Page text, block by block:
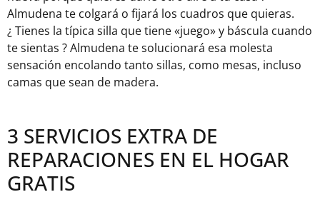
Almudena te colgará o fijará los cuadros que quieras.
¿ Tienes la típica silla que tiene «juego» y báscula cuando
te sientas ? Almudena te solucionará esa molesta
sensación encolando tanto sillas, como mesas, incluso
camas que sean de madera.
3 SERVICIOS EXTRA DE
REPARACIONES EN EL HOGAR
GRATIS